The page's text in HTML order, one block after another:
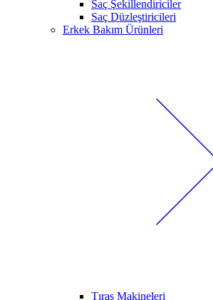
Saç Şekillendiriciler
Saç Düzleştiricileri
Erkek Bakım Ürünleri
Tıraş Makineleri